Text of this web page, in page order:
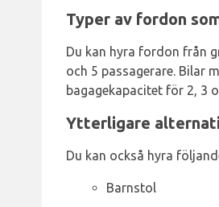
Typer av fordon
Du kan hyra fordon från
och 5 passagerare. Bilar
bagagekapacitet för 2, 3
Ytterligare
Du kan också hyra
Barnstol